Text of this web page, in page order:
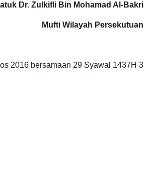
Dr. Zulkifli Bin Mohamad Al-Bakri
Mufti Wilayah Persekutuan
3 Ogos 2016 bersamaan 29 Syawal 1437H